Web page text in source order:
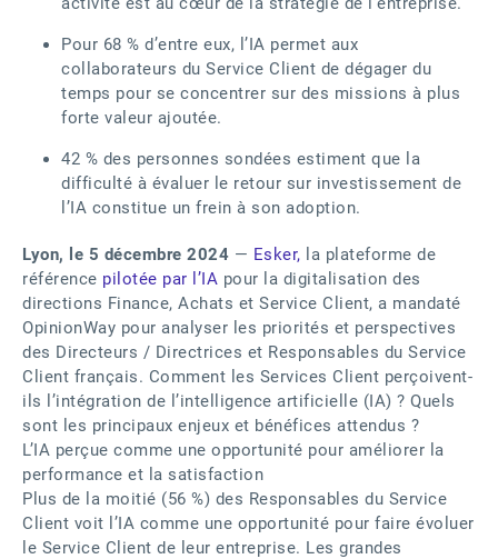
Pour 68 % d’entre eux, l’IA permet aux
collaborateurs du Service Client de dégager du
temps pour se concentrer sur des missions à plus
forte valeur ajoutée.
42 % des personnes sondées estiment que la
difficulté à évaluer le retour sur investissement de
l’IA constitue un frein à son adoption.
Lyon, le 5 décembre 2024 — Esker, la plateforme de
référence pilotée par l’IA pour la digitalisation des
directions Finance, Achats et Service Client, a mandaté
OpinionWay pour analyser les priorités et perspectives
des Directeurs / Directrices et Responsables du Service
Client français. Comment les Services Client perçoivent-
ils l’intégration de l’intelligence artificielle (IA) ? Quels
sont les principaux enjeux et bénéfices attendus ?
L’IA perçue comme une opportunité pour améliorer la
performance et la satisfaction
Plus de la moitié (56 %) des Responsables du Service
Client voit l’IA comme une opportunité pour faire évoluer
le Service Client de leur entreprise. Les grandes